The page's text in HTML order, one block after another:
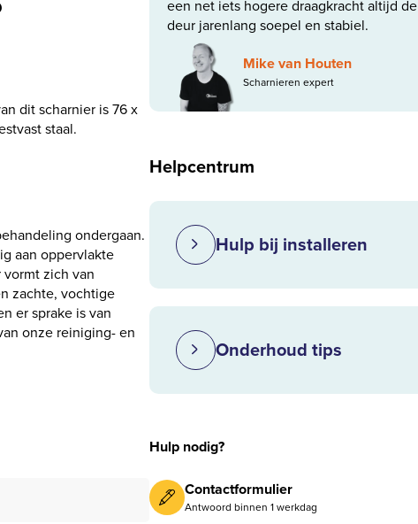
dit scharnier is 76 x
staal.
ondergaan.
aan oppervlakte
zich van
zachte, vochtige
er sprake is van
onze reiniging- en
een net iets hogere draagkracht altijd
deur jarenlang soepel en stabiel.
Mike van Houten
Scharnieren expert
Helpcentrum
Hulp bij installeren
Onderhoud tips
Hulp nodig?
Contactformulier
Antwoord binnen 1 werkdag